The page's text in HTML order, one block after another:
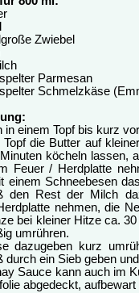
Zwiebel
Parmesan
Schmelzkäse
:
in einem Topf bis kurz
Topf die Butter auf
köcheln lassen,
Feuer / Herdplatte
einem Schneebesen
den Rest der Milch
nehmen, die
bei kleiner Hitze ca.
umrühren.
dazugeben kurz
durch ein Sieb geben
Sauce kann auch im
abgedeckt, aufbewart